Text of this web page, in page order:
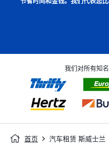
我们对所有知
首页 汽车租赁 斯威士兰